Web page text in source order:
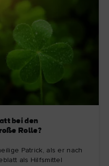
bei den
Rolle?
Patrick, als er nach
als Hilfsmittel